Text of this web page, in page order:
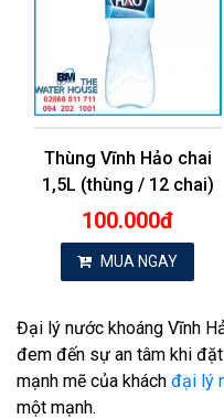
Thùng Vĩnh Hảo chai
1,5L (thùng / 12 chai)
100.000đ
MUA NGAY
Đại lý nước khoáng Vĩnh
đem đến sự an tâm khi
mạnh mẽ của khách đại lý
một mạnh.